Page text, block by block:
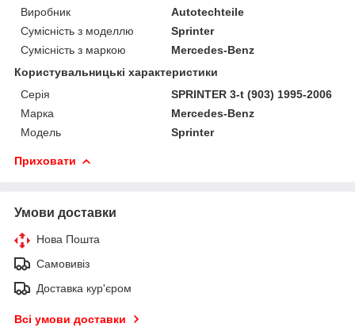
Виробник
Autotechteile
Сумісність з моделлю
Sprinter
Сумісність з маркою
Mercedes-Benz
Користувальницькі характеристики
Серія
SPRINTER 3-t (903) 1995-2006
Марка
Mercedes-Benz
Модель
Sprinter
Приховати
Умови доставки
Нова Пошта
Самовивіз
Доставка кур'єром
Всі умови доставки